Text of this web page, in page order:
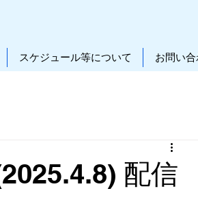
スケジュール等について お問い
配信